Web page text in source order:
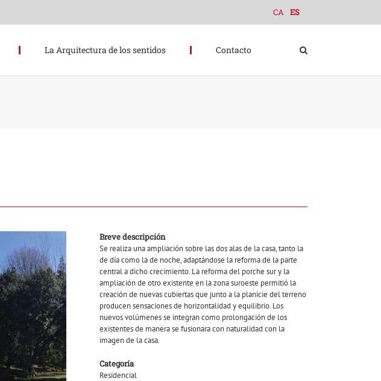
CA ES
La Arquitectura de los sentidos Contacto
Breve descripción
Se realiza una ampliación sobre las dos alas de la casa, tanto la
de día como la de noche, adaptándose la reforma de la parte
central a dicho crecimiento. La reforma del porche sur y la
ampliación de otro existente en la zona suroeste permitió la
creación de nuevas cubiertas que junto a la planicie del terreno
producen sensaciones de horizontalidad y equilibrio. Los
nuevos volúmenes se integran como prolongación de los
existentes de manera se fusionara con naturalidad con la
imagen de la casa.
Categoría
Residencial